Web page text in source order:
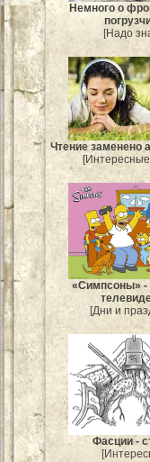
Немного о
[Надо
Чтение заменено
«Симпсоны» -
[Дни и
Фасции -